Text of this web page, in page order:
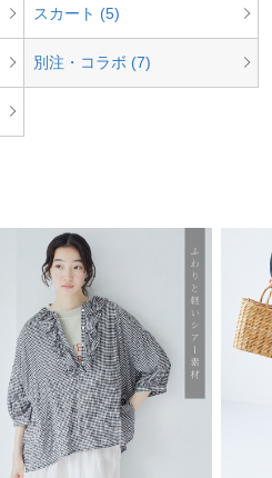
スカート (5)
別注・コラボ (7)